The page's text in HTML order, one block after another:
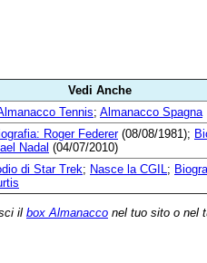
Vedi Anche
Tennis; Almanacco Spagna
Roger Federer(08/08/1981);
Nadal (04/07/2010)
di Star Trek; Nasce la CGIL;
il box Almanacco nel tuo sito o nel